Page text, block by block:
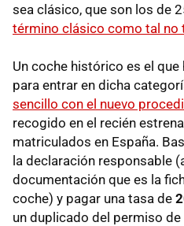
sea clásico, que son los de
término clásico como tal no
Un coche histórico es el que
para entrar en dicha
sencillo con el nuevo
recogido en el recién
matriculados en España.
la declaración responsable
documentación que es la
coche) y pagar una tasa de
un duplicado del permiso